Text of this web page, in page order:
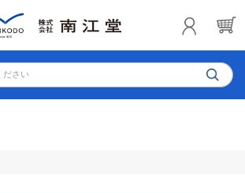
ださい